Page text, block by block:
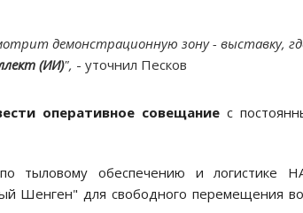
демонстрационную зону - выставку,
(ИИ)", - уточнил Песков
оперативное совещание с
тыловому обеспечению и логистике
Шенген" для свободного перемещения